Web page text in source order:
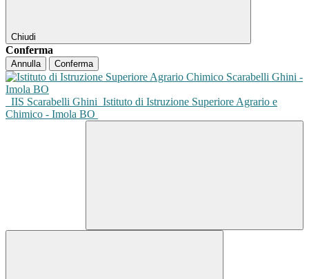
Chiudi
Conferma
Annulla Conferma
IIS Scarabelli Ghini Istituto di Istruzione Superiore Agrario e
Chimico - Imola BO